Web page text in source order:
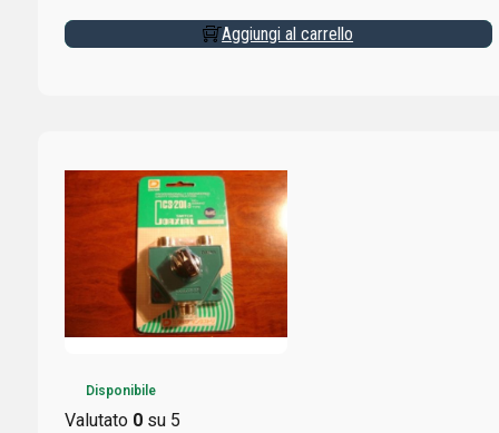
Aggiungi al carrello
Disponibile
Valutato 0su 5